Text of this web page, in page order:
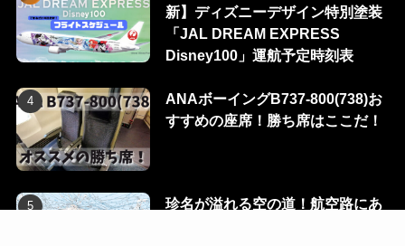
新】ディズニーデザイン特別塗装
「JAL DREAM EXPRESS
Disney100」運航予定時刻表
ANAボーイングB737-800(738)お
すすめの座席！勝ち席はここだ！
珍名が溢れる空の道！航空路にあ